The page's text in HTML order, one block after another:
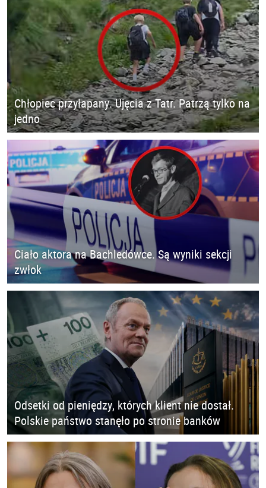
Chłopiec przyłapany. Ujęcia z Tatr. Patrzą tylko na
jedno
Ciało aktora na Bachledówce. Są wyniki sekcji
zwłok
Odsetki od pieniędzy, których klient nie dostał.
Polskie państwo stanęło po stronie banków